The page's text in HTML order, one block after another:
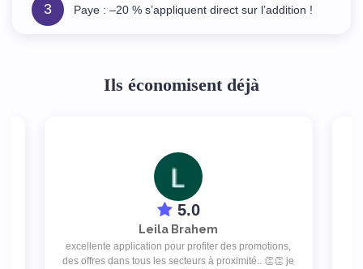
3 Paye : –20 % s’appliquent direct sur l’addition !
Ils économisent déjà
5.0
Leila Brahem
excellente application pour profiter des promotions,
des offres dans tous les secteurs à proximité.. 👏👏 je